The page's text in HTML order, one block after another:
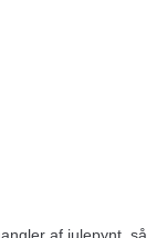
af julepynt, så